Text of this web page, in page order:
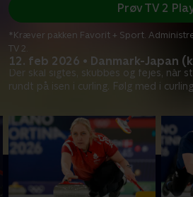
12. feb 2026 • Danmark-Japan
Der skal sigtes, skubbes og fejes, når
rundt på isen i curling. Følg med i
Prøv TV 2
*Kræver pakken Favorit + Sport.
TV 2.